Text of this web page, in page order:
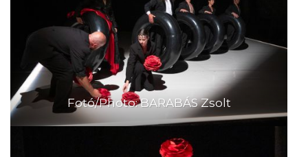
Fotó/Photo: BARABÁS Zsolt